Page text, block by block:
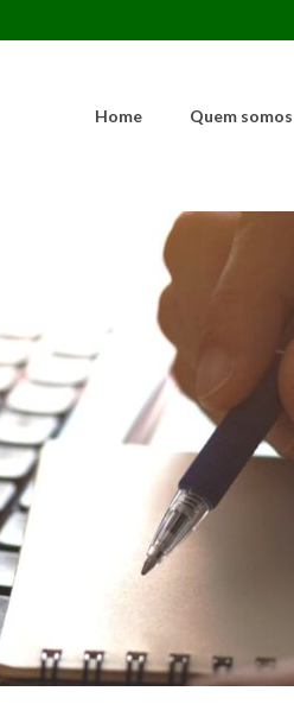
Home Quem somos